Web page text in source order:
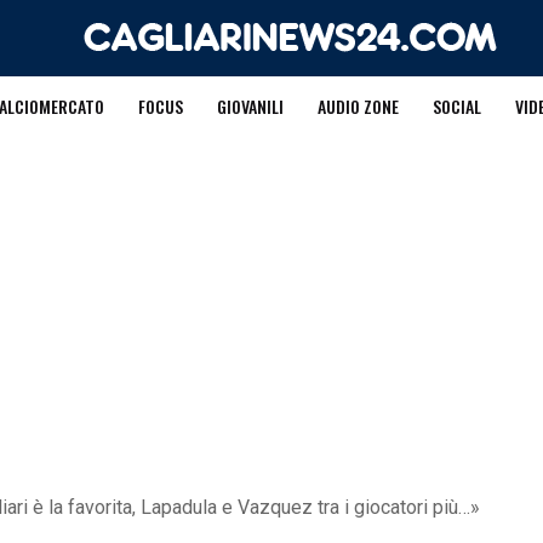
FOCUS GIOVANILI AUDIO ZONE SOCIAL
è la favorita, Lapadula e Vazquez tra i giocatori più…»